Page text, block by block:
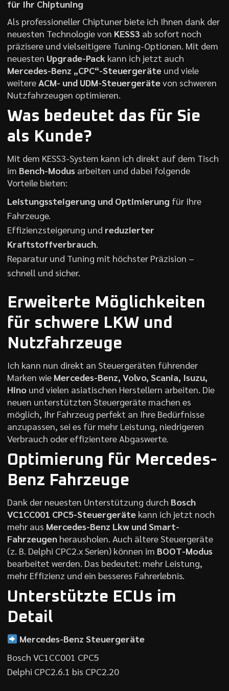
für Ihr Chiptuning
Als professioneller Chiptuner biete ich Ihnen dank der
neuesten Technologie von KESS3 ab sofort noch
präzisere und vielseitigere Tuning-Optionen. Mit dem
neuesten Upgrade-Pack kann ich jetzt auch
Mercedes-Benz „CPC“-Steuergeräteund viele
weitereACM- und UDM-Steuergerätevon schweren
Nutzfahrzeugen optimieren.
Was bedeutet das für Sie
als Kunde?
Mit dem KESS3-System kann ich direkt auf dem Tisch
im Bench-Modusarbeiten und dabei folgende
Vorteile bieten:
Leistungssteigerung und Optimierung für Ihre
Fahrzeuge.
Effizienzsteigerung und reduzierter
Kraftstoffverbrauch.
Reparatur und Tuning mit höchster Präzision –
schnell und sicher.
Erweiterte Möglichkeiten
für schwere LKW und
Nutzfahrzeuge
Ich kann nun direkt an Steuergeräten führender
Marken wie Mercedes-Benz, Volvo, Scania, Isuzu,
Hinound vielen asiatischen Herstellern arbeiten. Die
neuen unterstützten Steuergeräte machen es
möglich, Ihr Fahrzeug perfekt an Ihre Bedürfnisse
anzupassen, sei es für mehr Leistung, niedrigeren
Verbrauch oder effizientere Abgaswerte.
Optimierung für Mercedes-
Benz Fahrzeuge
Dank der neuesten Unterstützung durch Bosch
VC1CC001 CPC5-Steuergerätekann ich jetzt noch
mehr aus Mercedes-Benz Lkw und Smart-
Fahrzeugenherausholen. Auch ältere Steuergeräte
(z. B. Delphi CPC2.x Serien) können im BOOT-Modus
bearbeitet werden. Das bedeutet: mehr Leistung,
mehr Effizienz und ein besseres Fahrerlebnis.
Unterstützte ECUs im
Detail
Mercedes-Benz Steuergeräte
Bosch VC1CC001 CPC5
Delphi CPC2.6.1 bis CPC2.20